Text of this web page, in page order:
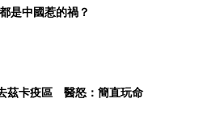
是中國惹的禍？
茲卡疫區 醫怒：簡直玩命